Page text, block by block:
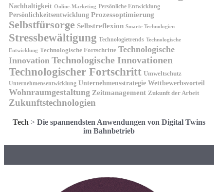
Nachhaltigkeit Online-Marketing Persönliche Entwicklung
Persönlichkeitsentwicklung Prozessoptimierung
Selbstfürsorge Selbstreflexion Smarte Technologien
Stressbewältigung Technologietrends Technologische
Entwicklung Technologische Fortschritte Technologische
Innovation Technologische Innovationen
Technologischer Fortschritt Umweltschutz
Unternehmensentwicklung Unternehmensstrategie Wettbewerbsvorteil
Wohnraumgestaltung Zeitmanagement Zukunft der Arbeit
Zukunftstechnologien
Tech > Die spannendsten Anwendungen von Digital Twins
im Bahnbetrieb